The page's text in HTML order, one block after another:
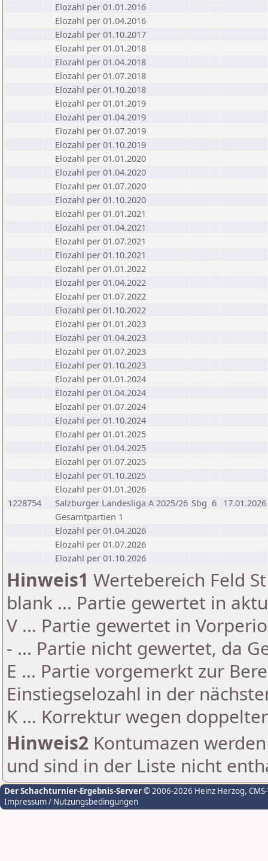
Elozahl per 01.01.2016
Elozahl per 01.04.2016
Elozahl per 01.10.2017
Elozahl per 01.01.2018
Elozahl per 01.04.2018
Elozahl per 01.07.2018
Elozahl per 01.10.2018
Elozahl per 01.01.2019
Elozahl per 01.04.2019
Elozahl per 01.07.2019
Elozahl per 01.10.2019
Elozahl per 01.01.2020
Elozahl per 01.04.2020
Elozahl per 01.07.2020
Elozahl per 01.10.2020
Elozahl per 01.01.2021
Elozahl per 01.04.2021
Elozahl per 01.07.2021
Elozahl per 01.10.2021
Elozahl per 01.01.2022
Elozahl per 01.04.2022
Elozahl per 01.07.2022
Elozahl per 01.10.2022
Elozahl per 01.01.2023
Elozahl per 01.04.2023
Elozahl per 01.07.2023
Elozahl per 01.10.2023
Elozahl per 01.01.2024
Elozahl per 01.04.2024
Elozahl per 01.07.2024
Elozahl per 01.10.2024
Elozahl per 01.01.2025
Elozahl per 01.04.2025
Elozahl per 01.07.2025
Elozahl per 01.10.2025
Elozahl per 01.01.2026
1228754
Salzburger Landesliga A 2025/26 Sbg 6 17.01.2026
Gesamtpartien 1
Elozahl per 01.04.2026
Elozahl per 01.07.2026
Elozahl per 01.10.2026
Hinweis1 Wertebereich Feld
blank ... Partie gewertet in
V ... Partie gewertet in
- ... Partie nicht gewertet, da
E ... Partie vorgemerkt zur
Einstiegselozahl in der
K ... Korrektur wegen
Hinweis2 Kontumazen
und sind in der Liste nicht
Der Schachturnier-Ergebnis-Server© 2006-2026 Heinz Herzog,
Impressum / Nutzungsbedingungen